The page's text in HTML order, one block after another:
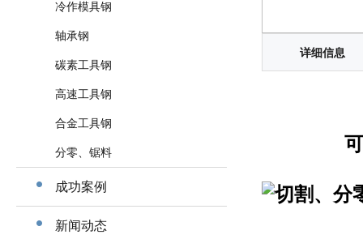
冷作模具钢
轴承钢
碳素工具钢
高速工具钢
合金工具钢
分零、锯料
成功案例
新闻动态
详细信息
可根据